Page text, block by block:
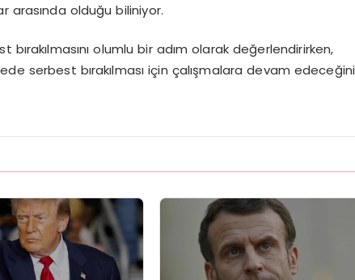
arasında olduğu biliniyor.
olumlu bir adım olarak değerlendirirken,
serbest bırakılması için çalışmalara devam edeceğini